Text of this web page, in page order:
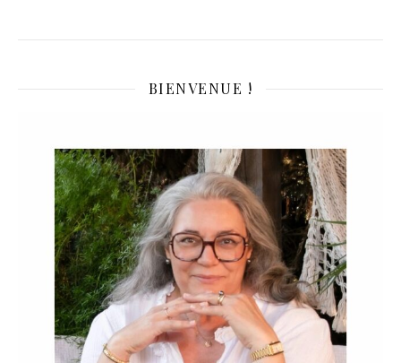
BIENVENUE !